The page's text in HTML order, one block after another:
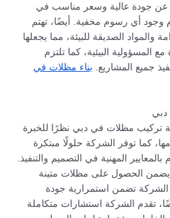
عن جودة عالية وسعر مناسب في
أي رسوم مخفية. أيضًا، تهتم
والمواد الصديقة للبيئة، مما يجعلها
المسؤولية البيئية، كما تلتزم
جميع المشاريع. بناء مظلات في
تركيب مظلات في دبي نظرًا للخبرة
كما توفر الشركة حلولًا مبتكرة
المهنية في التصميم والتنفيذ.
يضمن الحصول على مظلات متينة
الشركة تضمن استمرارية جودة
تقدم الشركة استشارات متكاملة